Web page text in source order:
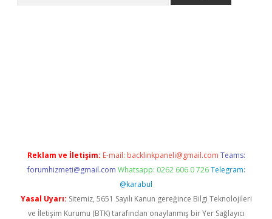
Reklam ve İletişim: E-mail: backlinkpaneli@gmail.com Teams:
forumhizmeti@gmail.com Whatsapp: 0262 606 0 726 Telegram:
@karabul
Yasal Uyarı: Sitemiz, 5651 Sayılı Kanun gereğince Bilgi Teknolojileri
ve İletişim Kurumu (BTK) tarafından onaylanmış bir Yer Sağlayıcı